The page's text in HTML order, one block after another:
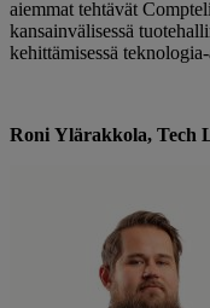
aiemmat tehtävät
kansainvälisessä
kehittämisessä
Roni Ylärakkola, Tech